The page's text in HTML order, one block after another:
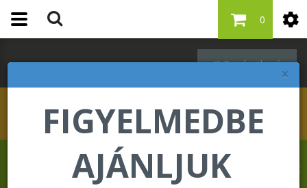
×
FIGYELMEDBE
AJÁNLJUK
Bejelentkezés
0
Hahn Martina üdvözli Önt a Forever Living
internetes áruházában!